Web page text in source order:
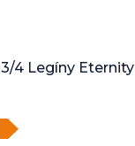
3/4 Legíny Eternity